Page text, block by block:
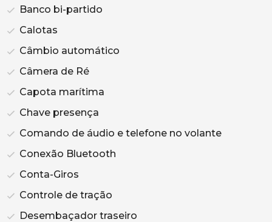
Banco bi-partido
Calotas
Câmbio automático
Câmera de Ré
Capota marítima
Chave presença
Comando de áudio e telefone no volante
Conexão Bluetooth
Conta-Giros
Controle de tração
Desembaçador traseiro